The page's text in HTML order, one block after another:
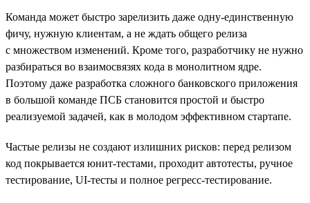
Команда может быстро зарелизить даже одну-единственную
фичу, нужную клиентам, а не ждать общего релиза
с множеством изменений. Кроме того, разработчику не нужно
разбираться во взаимосвязях кода в монолитном ядре.
Поэтому даже разработка сложного банковского приложения
в большой команде ПСБ становится простой и быстро
реализуемой задачей, как в молодом эффективном стартапе.
Частые релизы не создают излишних рисков: перед релизом
код покрывается юнит-тестами, проходит автотесты, ручное
тестирование, UI-тесты и полное регресс-тестирование.